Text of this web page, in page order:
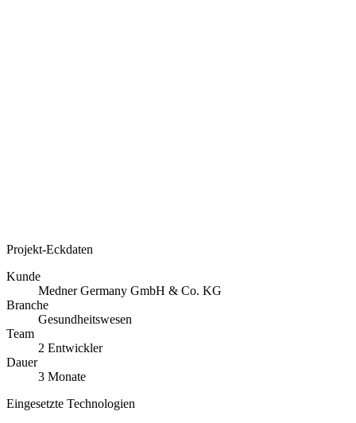
Projekt-Eckdaten
Kunde
Medner Germany GmbH & Co. KG
Branche
Gesundheitswesen
Team
2 Entwickler
Dauer
3 Monate
Eingesetzte Technologien